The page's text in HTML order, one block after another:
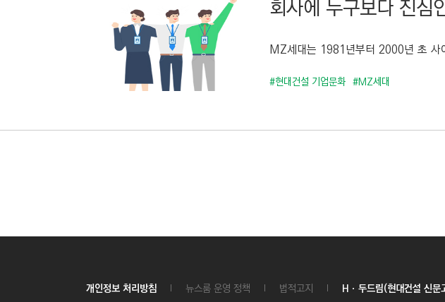
회사에 누구보다 진
MZ세대는 1981년부터 2000년 초 사
#현대건설 기업문화 #MZ세대
개인정보 처리방침 뉴스룸 운영 정책 법적고지 Hㆍ두드림(현대건설 신문